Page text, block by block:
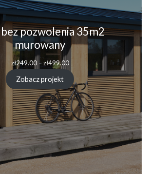
pozwolenia 35m2
murowany
zł249.00 – zł499.00
Zobacz projekt